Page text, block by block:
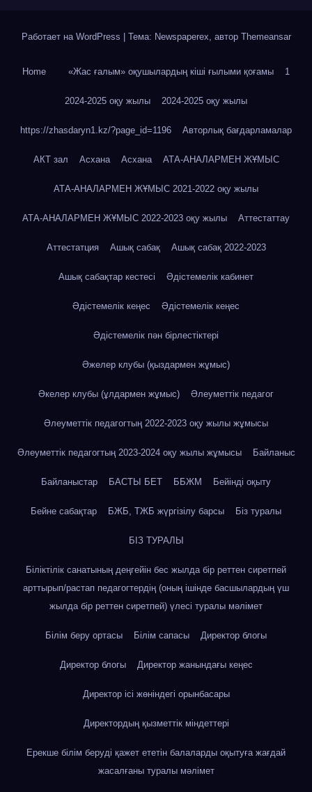
Работает на WordPress Тема: Newspaperex, автор Themeansar
Home «Жас ғалым» оқушылардың кіші ғылыми қоғамы 1
2024-2025 оқу жылы 2024-2025 оқу жылы
https://zhasdaryn1.kz/?page_id=1196 Авторлық бағдарламалар
АКТ зал Асхана Асхана АТА-АНАЛАРМЕН ЖҰМЫС
АТА-АНАЛАРМЕН ЖҰМЫС 2021-2022 оқу жылы
АТА-АНАЛАРМЕН ЖҰМЫС 2022-2023 оқу жылы Аттестаттау
Аттестатция Ашық сабақ Ашық сабақ 2022-2023
Ашық сабақтар кестесі Әдістемелік кабинет
Әдістемелік кеңес Әдістемелік кеңес
Әдістемелік пән бірлестіктері
Әжелер клубы (қыздармен жұмыс)
Әкелер клубы (ұлдармен жұмыс) Әлеуметтік педагог
Әлеуметтік педагогтың 2022-2023 оқу жылы жұмысы
Әлеуметтік педагогтың 2023-2024 оқу жылы жұмысы Байланыс
Байланыстар БАСТЫ БЕТ ББЖМ Бейінді оқыту
Бейне сабақтар БЖБ, ТЖБ жүргізілу барсы Біз туралы
БІЗ ТУРАЛЫ
Біліктілік санатының деңгейін бес жылда бір реттен сиретпей
арттырып/растап педагогтердің (оның ішінде басшылардың үш
жылда бір реттен сиретпей) үлесі туралы мәлімет
Білім беру ортасы Білім сапасы Директор блогы
Директор блогы Директор жанындағы кеңес
Директор ісі жөніндегі орынбасары
Директордың қызметтік міндеттері
Ерекше білім беруді қажет ететін балаларды оқытуға жағдай
жасалғаны туралы мәлімет